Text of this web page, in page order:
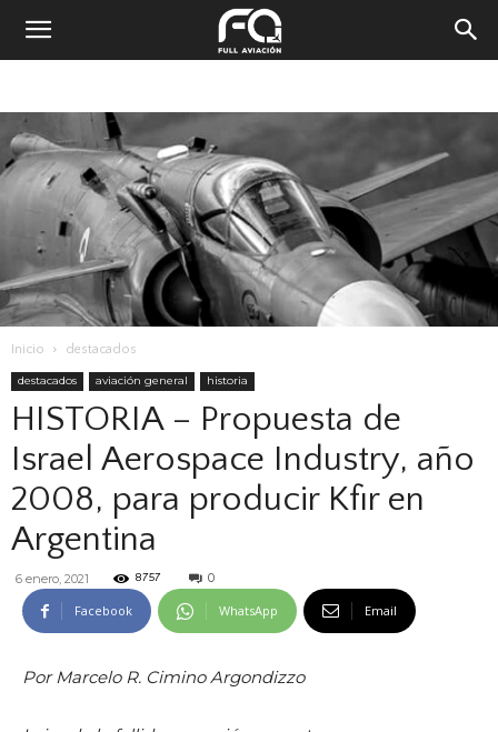
Inicio destacados
destacados aviación general historia
HISTORIA – Propuesta de
Israel Aerospace Industry, año
2008, para producir Kfir en
Argentina
6 enero, 2021 8757 0
Facebook WhatsApp Email
Por Marcelo R. Cimino Argondizzo